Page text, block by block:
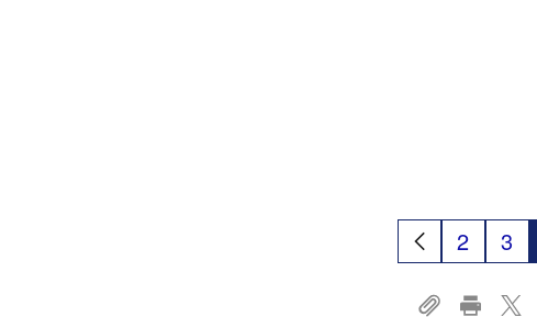
2 3